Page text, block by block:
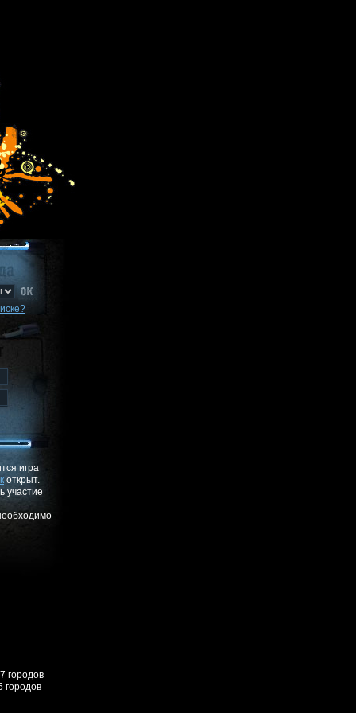
игра
открыт.
участие
городов
городов